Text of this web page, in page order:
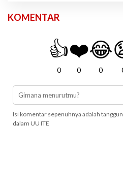
KOMENTAR
👍
0
❤️
0
😂
0
Isi komentar sepenuhnya adalah
dalam UU ITE